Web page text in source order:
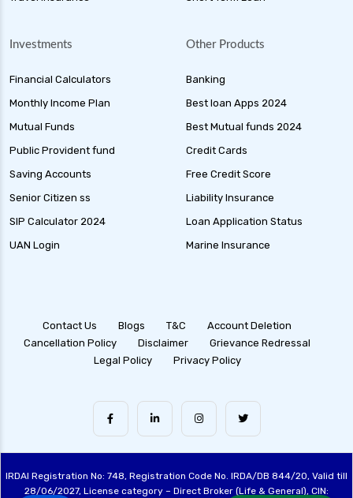
Investments
Financial Calculators
Monthly Income Plan
Mutual Funds
Public Provident fund
Saving Accounts
Senior Citizen ss
SIP Calculator 2024
UAN Login
Other Products
Banking
Best loan Apps 2024
Best Mutual funds 2024
Credit Cards
Free Credit Score
Liability Insurance
Loan Application Status
Marine Insurance
Contact Us Blogs T&C
Account Deletion
Cancellation Policy
Disclaimer
Grievance Redressal
Legal Policy
Privacy Policy
IRDAI Registration No: 748, Registration Code No. IRDA/DB 844/20, Valid till
28/06/2027, License category – Direct Broker (Life & General), CIN: